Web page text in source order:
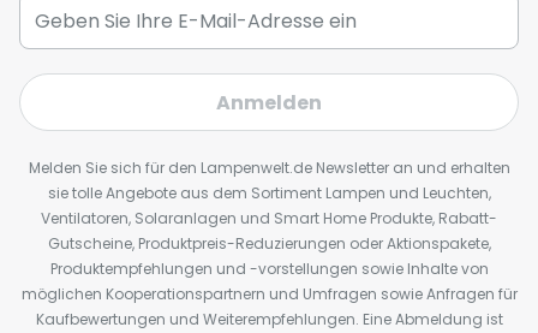
Anmelden
Melden Sie sich für den Lampenwelt.de Newsletter an und erhalten
sie tolle Angebote aus dem Sortiment Lampen und Leuchten,
Ventilatoren, Solaranlagen und Smart Home Produkte, Rabatt-
Gutscheine, Produktpreis-Reduzierungen oder Aktionspakete,
Produktempfehlungen und -vorstellungen sowie Inhalte von
möglichen Kooperationspartnern und Umfragen sowie Anfragen für
Kaufbewertungen und Weiterempfehlungen. Eine Abmeldung ist